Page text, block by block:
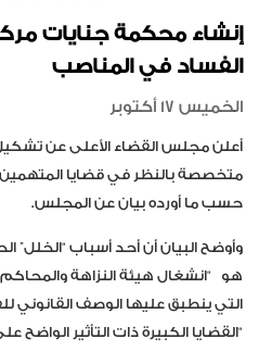
إنشاء محكمة جنايات
الفساد في المناصب
الخميس 17 أكتوبر
أعلن مجلس القضاء الأعلى عن
متخصصة بالنظر في قضايا
حسب ما أورده بيان عن المجلس.
وأوضح البيان أن أحد أسباب
هو “انشغال هيئة النزاهة
التي ينطبق عليها الوصف القانوني
“القضايا الكبيرة ذات التأثير الواضح